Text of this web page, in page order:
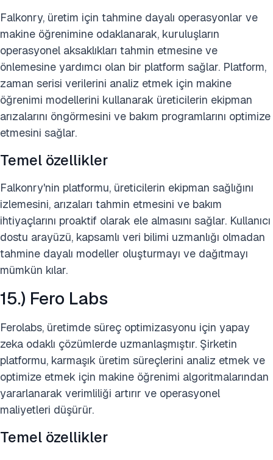
Falkonry, üretim için tahmine dayalı operasyonlar ve
makine öğrenimine odaklanarak, kuruluşların
operasyonel aksaklıkları tahmin etmesine ve
önlemesine yardımcı olan bir platform sağlar. Platform,
zaman serisi verilerini analiz etmek için makine
öğrenimi modellerini kullanarak üreticilerin ekipman
arızalarını öngörmesini ve bakım programlarını optimize
etmesini sağlar.
Temel özellikler
Falkonry'nin platformu, üreticilerin ekipman sağlığını
izlemesini, arızaları tahmin etmesini ve bakım
ihtiyaçlarını proaktif olarak ele almasını sağlar. Kullanıcı
dostu arayüzü, kapsamlı veri bilimi uzmanlığı olmadan
tahmine dayalı modeller oluşturmayı ve dağıtmayı
mümkün kılar.
15.) Fero Labs
Ferolabs, üretimde süreç optimizasyonu için yapay
zeka odaklı çözümlerde uzmanlaşmıştır. Şirketin
platformu, karmaşık üretim süreçlerini analiz etmek ve
optimize etmek için makine öğrenimi algoritmalarından
yararlanarak verimliliği artırır ve operasyonel
maliyetleri düşürür.
Temel özellikler